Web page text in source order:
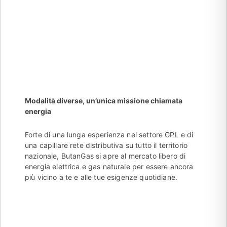
Modalità diverse, un’unica missione chiamata
energia
Forte di una lunga esperienza nel settore GPL e di
una capillare rete distributiva su tutto il territorio
nazionale, ButanGas si apre al mercato libero di
energia elettrica e gas naturale per essere ancora
più vicino a te e alle tue esigenze quotidiane.